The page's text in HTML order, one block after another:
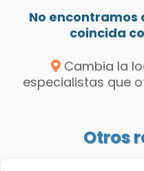
No encontramos
coincida
Cambia la
especialistas que
Otros